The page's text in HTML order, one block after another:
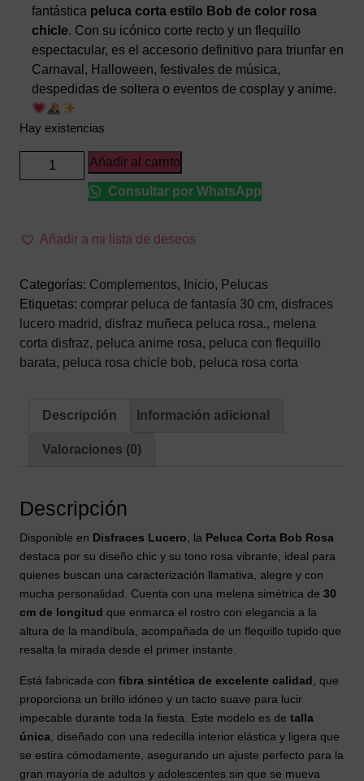
fantástica peluca corta estilo Bob de color rosa
chicle. Con su icónico corte recto y un flequillo
espectacular, es el accesorio definitivo para triunfar en
Carnaval, Halloween, festivales de música,
despedidas de soltera o eventos de cosplay y anime.
Hay existencias
Peluca
Corta
Rosa
–
Melena
de
Fantasía
con
Flequillo
Añadir al carrito
Consultar por WhatsApp
Añadir a mi lista de deseos
Categorías: Complementos, Inicio, Pelucas
Etiquetas: comprar peluca de fantasía 30 cm, disfraces
lucero madrid , disfraz muñeca peluca rosa., melena
corta disfraz, peluca anime rosa, peluca con flequillo
barata, peluca rosa chicle bob, peluca rosa corta
Descripción Información adicional
Valoraciones (0)
Descripción
Disponible en Disfraces Lucero , la Peluca Corta Bob Rosa
destaca por su diseño chic y su tono rosa vibrante, ideal para
quienes buscan una caracterización llamativa, alegre y con
mucha personalidad. Cuenta con una melena simétrica de 30
cm de longitud que enmarca el rostro con elegancia a la
altura de la mandíbula, acompañada de un flequillo tupido que
resalta la mirada desde el primer instante.
Está fabricada con fibra sintética de excelente calidad , que
proporciona un brillo idóneo y un tacto suave para lucir
impecable durante toda la fiesta. Este modelo es de talla
única , diseñado con una redecilla interior elástica y ligera que
se estira cómodamente, asegurando un ajuste perfecto para la
gran mayoría de adultos y adolescentes sin que se mueva